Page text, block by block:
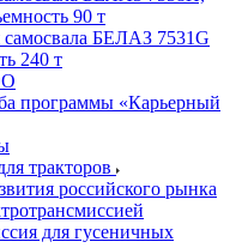
90 т
БЕЛАЗ 7531G
240 т
программы «Карьерный
тракторов
российского рынка
для гусеничных